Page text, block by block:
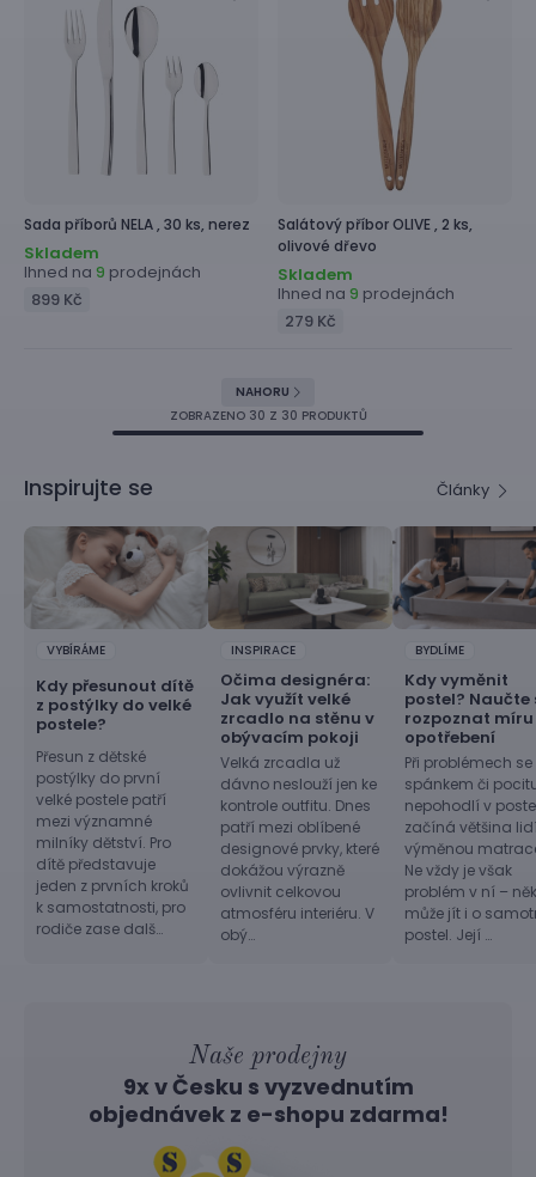
Sada příborů NELA , 30 ks, nerez
Skladem
Ihned na 9 prodejnách
899 Kč
Salátový příborOLIVE , 2 ks,
olivové dřevo
Skladem
Ihned na 9 prodejnách
279 Kč
NAHORU
ZOBRAZENO 30 Z 30 PRODUKTŮ
Inspirujte se Články
VYBÍRÁME
Kdy přesunout dítě
z postýlky do velké
postele?
Přesun z dětské
postýlky do první
velké postele patří
mezi významné
milníky dětství. Pro
dítě představuje
jeden z prvních kroků
k samostatnosti, pro
rodiče zase dalš…
INSPIRACE
Očima designéra:
Jak využít velké
zrcadlo na stěnu v
obývacím pokoji
Velká zrcadla už
dávno neslouží jen ke
kontrole outfitu. Dnes
patří mezi oblíbené
designové prvky, které
dokážou výrazně
ovlivnit celkovou
atmosféru interiéru. V
obý…
BYDLÍME
Kdy vyměnit
postel? Naučte
rozpoznat míru
opotřebení
Při problémech se
spánkem či
nepohodlí v
začíná většina
výměnou
Ne vždy je však
problém v ní –
může jít i o
postel. Její …
Naše prodejny
9x v Česku s vyzvednutím
objednávek z e-shopu zdarma!